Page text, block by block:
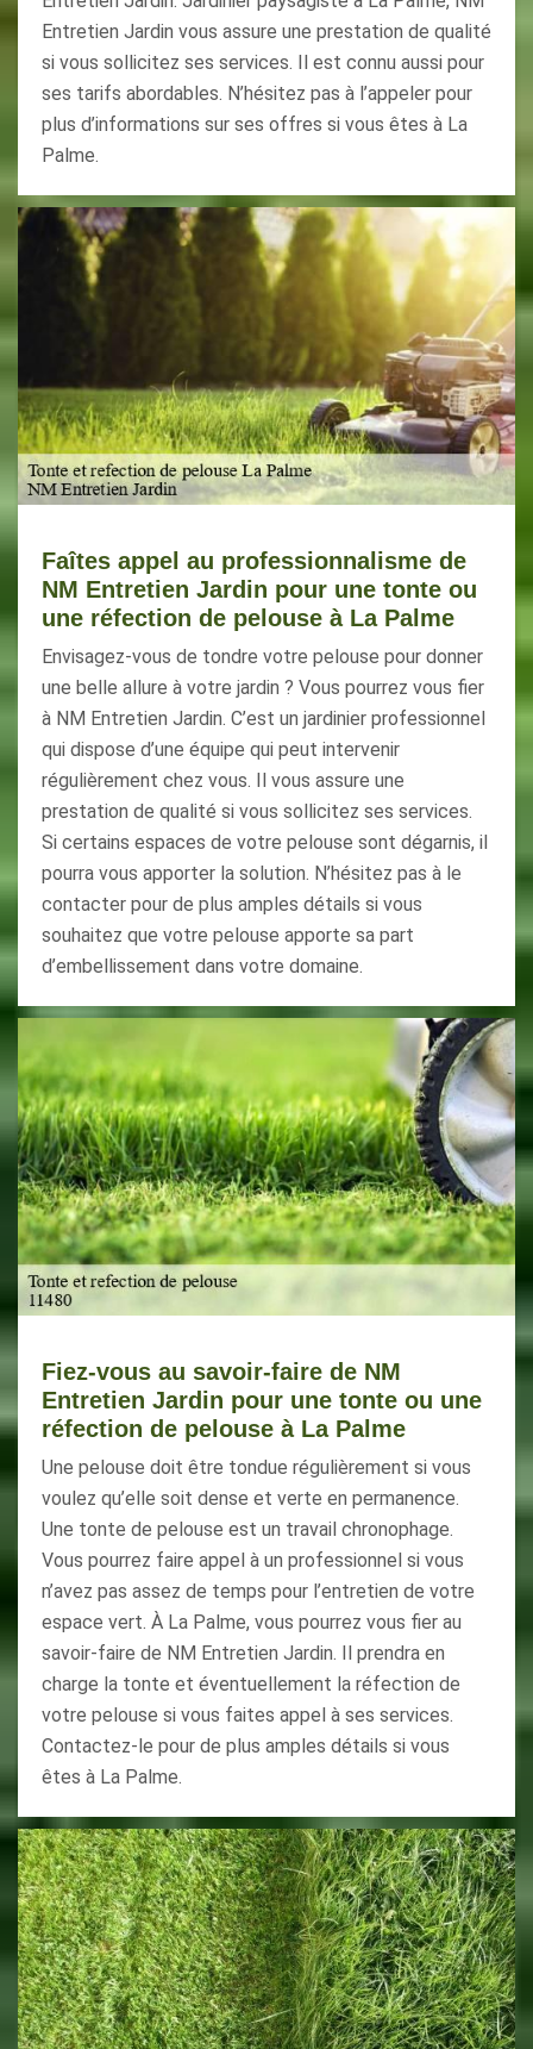
Entretien Jardin vous assure une prestation de qualité
si vous sollicitez ses services. Il est connu aussi pour
ses tarifs abordables. N’hésitez pas à l’appeler pour
plus d’informations sur ses offres si vous êtes à La
Palme.
Faîtes appel au professionnalisme de
NM Entretien Jardin pour une tonte ou
une réfection de pelouse à La Palme
Envisagez-vous de tondre votre pelouse pour donner
une belle allure à votre jardin ? Vous pourrez vous fier
à NM Entretien Jardin. C’est un jardinier professionnel
qui dispose d’une équipe qui peut intervenir
régulièrement chez vous. Il vous assure une
prestation de qualité si vous sollicitez ses services.
Si certains espaces de votre pelouse sont dégarnis, il
pourra vous apporter la solution. N’hésitez pas à le
contacter pour de plus amples détails si vous
souhaitez que votre pelouse apporte sa part
d’embellissement dans votre domaine.
Fiez-vous au savoir-faire de NM
Entretien Jardin pour une tonte ou une
réfection de pelouse à La Palme
Une pelouse doit être tondue régulièrement si vous
voulez qu’elle soit dense et verte en permanence.
Une tonte de pelouse est un travail chronophage.
Vous pourrez faire appel à un professionnel si vous
n’avez pas assez de temps pour l’entretien de votre
espace vert. À La Palme, vous pourrez vous fier au
savoir-faire de NM Entretien Jardin. Il prendra en
charge la tonte et éventuellement la réfection de
votre pelouse si vous faites appel à ses services.
Contactez-le pour de plus amples détails si vous
êtes à La Palme.